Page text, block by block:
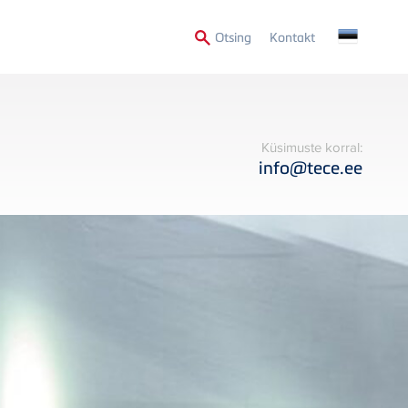
Otsing Secondary
Kontakt
Küsimuste korral:
info@tece.ee